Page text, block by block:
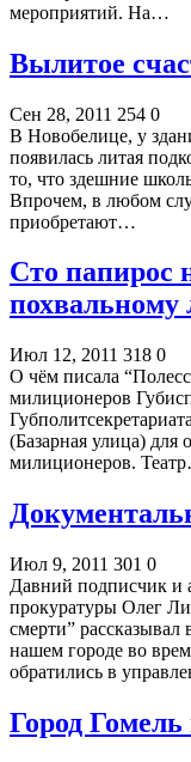
мероприятий. На…
Вылитое
Сен 28, 2011 254 0
В Новобелице, у
появилась литая
то, что здешние
Впрочем, в любом
приобретают…
Сто папирос
похвальному
Июл 12, 2011 318 0
О чём писала
милиционеров
(Базарная улица) для
милиционеров.
Июл 9, 2011 301 0
Давний подписчик и
прокуратуры Олег
смерти” рассказывал
нашем городе во
обратились в
Город Гомель